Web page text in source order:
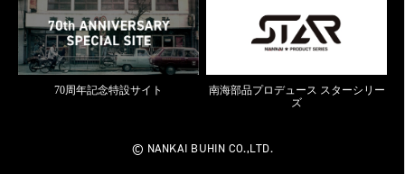
70周年記念特設サイト
南海部品プロデュース スターシリー
ズ
© NANKAI BUHIN CO.,LTD.